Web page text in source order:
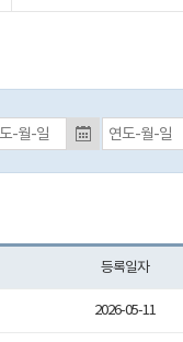
등록일자 검색 종료일 (입력예시:2017-01-01)
등록일자
2026-05-11